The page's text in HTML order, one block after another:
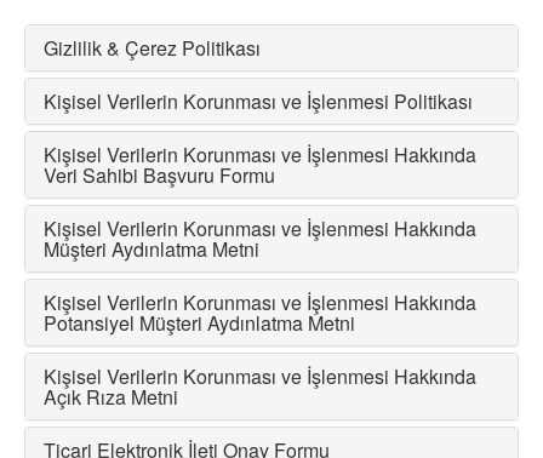
Gizlilik & Çerez Politikası
Kişisel Verilerin Korunması ve İşlenmesi Politikası
Kişisel Verilerin Korunması ve İşlenmesi Hakkında
Veri Sahibi Başvuru Formu
Kişisel Verilerin Korunması ve İşlenmesi Hakkında
Müşteri Aydınlatma Metni
Kişisel Verilerin Korunması ve İşlenmesi Hakkında
Potansiyel Müşteri Aydınlatma Metni
Kişisel Verilerin Korunması ve İşlenmesi Hakkında
Açık Rıza Metni
Ticari Elektronik İleti Onay Formu